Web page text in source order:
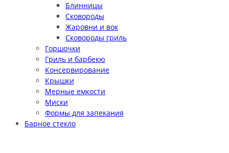
Блинницы
Сковороды
Жаровни и вок
Сковороды гриль
Горшочки
Гриль и барбекю
Консервирование
Крышки
Мерные емкости
Миски
Формы для запекания
Барное стекло